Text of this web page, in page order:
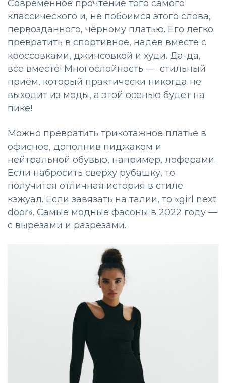
Современное прочтение того самого
классического и, не побоимся этого слова,
первозданного, чёрному платью. Его легко
превратить в спортивное, надев вместе с
кроссовками, джинсовкой и худи. Да-да,
все вместе! Многослойность — стильный
приём, который практически никогда не
выходит из моды, а этой осенью будет на
пике!
Можно превратить трикотажное платье в
офисное, дополнив пиджаком и
нейтральной обувью, например, лоферами.
Если набросить сверху рубашку, то
получится отличная история в стиле
кэжуал. Если завязать на талии, то «girl next
door». Самые модные фасоны в 2022 году —
с вырезами и разрезами.